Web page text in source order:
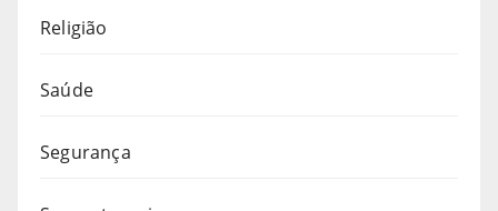
Religião
Saúde
Segurança